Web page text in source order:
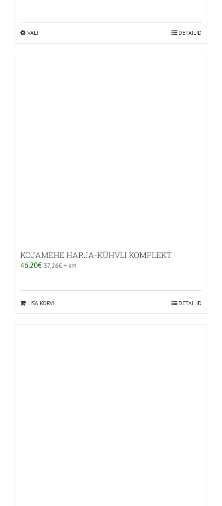
VALISellel
DETAILID
KOJAMEHE HARJA-KÜHVLI KOMPLEKT
46,20€ 37,26€+ km
LISA KORVI DETAILID